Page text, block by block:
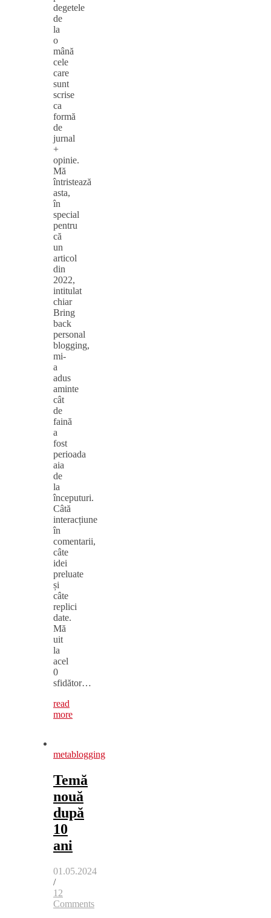
degetele
de
la
o
mână
cele
care
sunt
scrise
ca
formă
de
jurnal
+
opinie.
Mă
întristează
asta,
în
special
pentru
că
un
articol
din
2022,
intitulat
chiar
Bring
back
personal
blogging,
mi-
a
adus
aminte
cât
de
faină
a
fost
perioada
aia
de
la
începuturi.
Câtă
interacțiune
în
comentarii,
câte
idei
preluate
și
câte
replici
date.
Mă
uit
la
acel
0
sfidător…
read
more
metablogging
Temă
nouă
după
10
ani
01.05.2024
/
12
Comments